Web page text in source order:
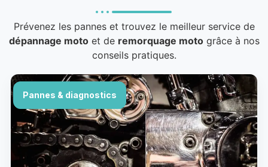
Prévenez les pannes et trouvez le meilleur service de
dépannage motoet de remorquage motogrâce à nos
conseils pratiques.
Pannes & diagnostics